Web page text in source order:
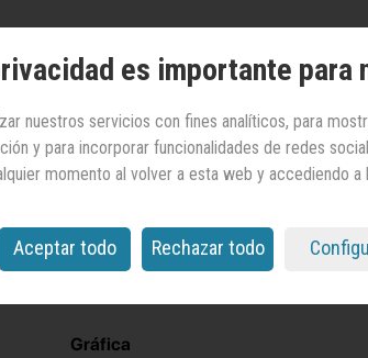
Gráfica
es importante para
nuestros servicios con fines analíticos, para
y para incorporar funcionalidades de redes
momento al volver a esta web y accediendo a
Aceptar todo Rechazar todo